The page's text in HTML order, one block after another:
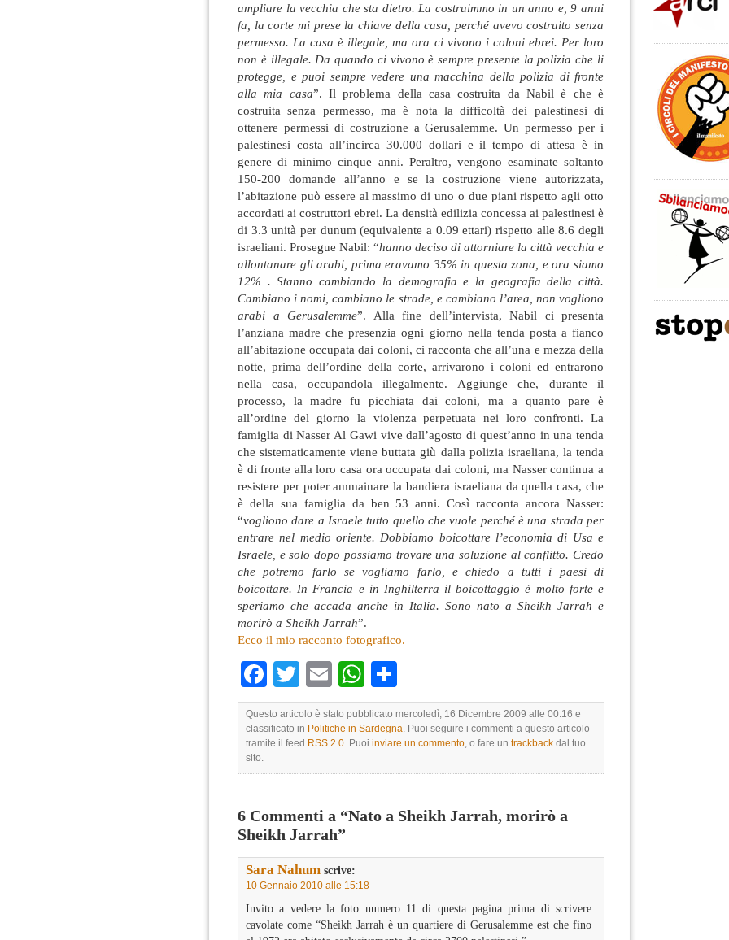
ampliare la vecchia che sta dietro. La costruimmo in un anno e, 9 anni
fa, la corte mi prese la chiave della casa, perché avevo costruito senza
permesso. La casa è illegale, ma ora ci vivono i coloni ebrei. Per loro
non è illegale. Da quando ci vivono è sempre presente la polizia che li
protegge, e puoi sempre vedere una macchina della polizia di fronte
alla mia casa”. Il problema della casa costruita da Nabil è che è
costruita senza permesso, ma è nota la difficoltà dei palestinesi di
ottenere permessi di costruzione a Gerusalemme. Un permesso per i
palestinesi costa all’incirca 30.000 dollari e il tempo di attesa è in
genere di minimo cinque anni. Peraltro, vengono esaminate soltanto
150-200 domande all’anno e se la costruzione viene autorizzata,
l’abitazione può essere al massimo di uno o due piani rispetto agli otto
accordati ai costruttori ebrei. La densità edilizia concessa ai palestinesi è
di 3.3 unità per dunum (equivalente a 0.09 ettari) rispetto alle 8.6 degli
israeliani. Prosegue Nabil: “hanno deciso di attorniare la città vecchia e
allontanare gli arabi, prima eravamo 35% in questa zona, e ora siamo
12% . Stanno cambiando la demografia e la geografia della città.
Cambiano i nomi, cambiano le strade, e cambiano l’area, non vogliono
arabi a Gerusalemme”. Alla fine dell’intervista, Nabil ci presenta
l’anziana madre che presenzia ogni giorno nella tenda posta a fianco
all’abitazione occupata dai coloni, ci racconta che all’una e mezza della
notte, prima dell’ordine della corte, arrivarono i coloni ed entrarono
nella casa, occupandola illegalmente. Aggiunge che, durante il
processo, la madre fu picchiata dai coloni, ma a quanto pare è
all’ordine del giorno la violenza perpetuata nei loro confronti. La
famiglia di Nasser Al Gawi vive dall’agosto di quest’anno in una tenda
che sistematicamente viene buttata giù dalla polizia israeliana, la tenda
è di fronte alla loro casa ora occupata dai coloni, ma Nasser continua a
resistere per poter ammainare la bandiera israeliana da quella casa, che
è della sua famiglia da ben 53 anni. Così racconta ancora Nasser:
“vogliono dare a Israele tutto quello che vuole perché è una strada per
entrare nel medio oriente. Dobbiamo boicottare l’economia di Usa e
Israele, e solo dopo possiamo trovare una soluzione al conflitto. Credo
che potremo farlo se vogliamo farlo, e chiedo a tutti i paesi di
boicottare. In Francia e in Inghilterra il boicottaggio è molto forte e
speriamo che accada anche in Italia. Sono nato a Sheikh Jarrah e
morirò a Sheikh Jarrah”.
Ecco il mio racconto fotografico.
Facebook
TwitterEmailWhatsApp
Questo articolo è stato pubblicato mercoledì, 16 Dicembre 2009 alle 00:16 e
classificato in Politiche in Sardegna. Puoi seguire i commenti a questo articolo
tramite il feed RSS 2.0. Puoi inviare un commento, o fare un trackback dal tuo
sito.
6 Commenti a “Nato a Sheikh Jarrah, morirò a
Sheikh Jarrah”
Sara Nahum scrive:
10 Gennaio 2010 alle 15:18
Invito a vedere la foto numero 11 di questa pagina prima di scrivere
cavolate come “Sheikh Jarrah è un quartiere di Gerusalemme est che fino